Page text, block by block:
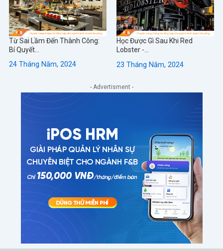
Từ Sai Lầm Đến Thành Công:
Bí Quyết...
24 Tháng Năm, 2024
Học Được Gì Sau Khi Red
Lobster -...
23 Tháng Năm, 2024
- Advertisment -